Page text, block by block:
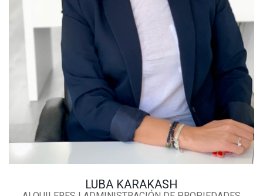
LUBA KARAKASH